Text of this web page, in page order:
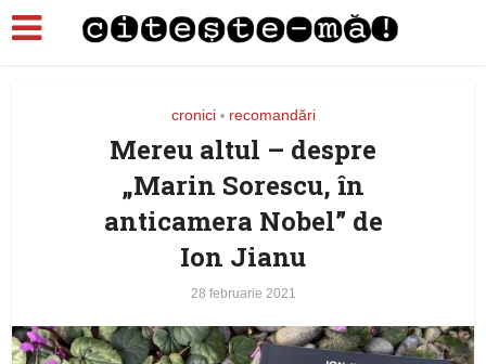
cronici • recomandări
Mereu altul – despre
„Marin Sorescu, în
anticamera Nobel” de
Ion Jianu
28 februarie 2021